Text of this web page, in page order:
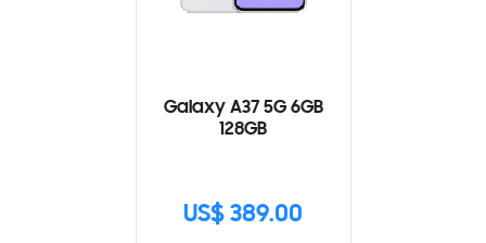
Galaxy A37 5G 6GB
128GB
US$ 389.00